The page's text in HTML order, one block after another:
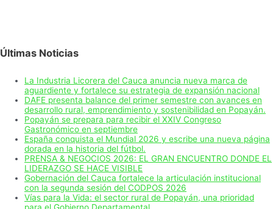
Últimas Noticias
La Industria Licorera del Cauca anuncia nueva marca de
aguardiente y fortalece su estrategia de expansión nacional
DAFE presenta balance del primer semestre con avances en
desarrollo rural, emprendimiento y sostenibilidad en Popayán.
Popayán se prepara para recibir el XXIV Congreso
Gastronómico en septiembre
España conquista el Mundial 2026 y escribe una nueva página
dorada en la historia del fútbol.
PRENSA & NEGOCIOS 2026: EL GRAN ENCUENTRO DONDE EL
LIDERAZGO SE HACE VISIBLE
Gobernación del Cauca fortalece la articulación institucional
con la segunda sesión del CODPOS 2026
Vías para la Vida: el sector rural de Popayán, una prioridad